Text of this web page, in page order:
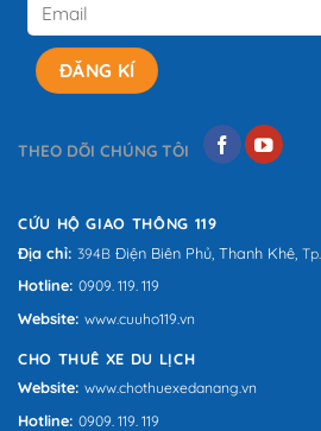
THEO DÕI CHÚNG TÔI
CỨU HỘ GIAO THÔNG 119
Địa chỉ: 394B Điện Biên Phủ, Thanh Khê, Tp.
Hotline: 0909. 119. 119
Website: www.cuuho119.vn
CHO THUÊ XE DU LỊCH
Website: www.chothuexedanang.vn
Hotline: 0909. 119. 119